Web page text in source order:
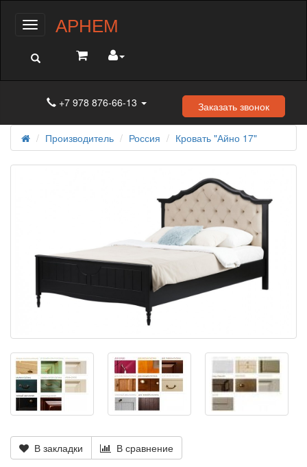
МенюАРНЕМ
+7 978 876-66-13 Заказать звонок
Производитель Россия Кровать "Айно 17"
В закладки В сравнение